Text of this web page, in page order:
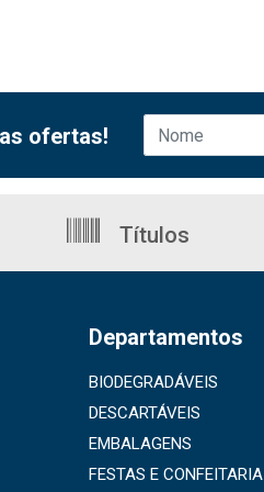
ofertas!
Títulos
Departamentos
BIODEGRADÁVEIS
DESCARTÁVEIS
EMBALAGENS
FESTAS E CONFEITARIA